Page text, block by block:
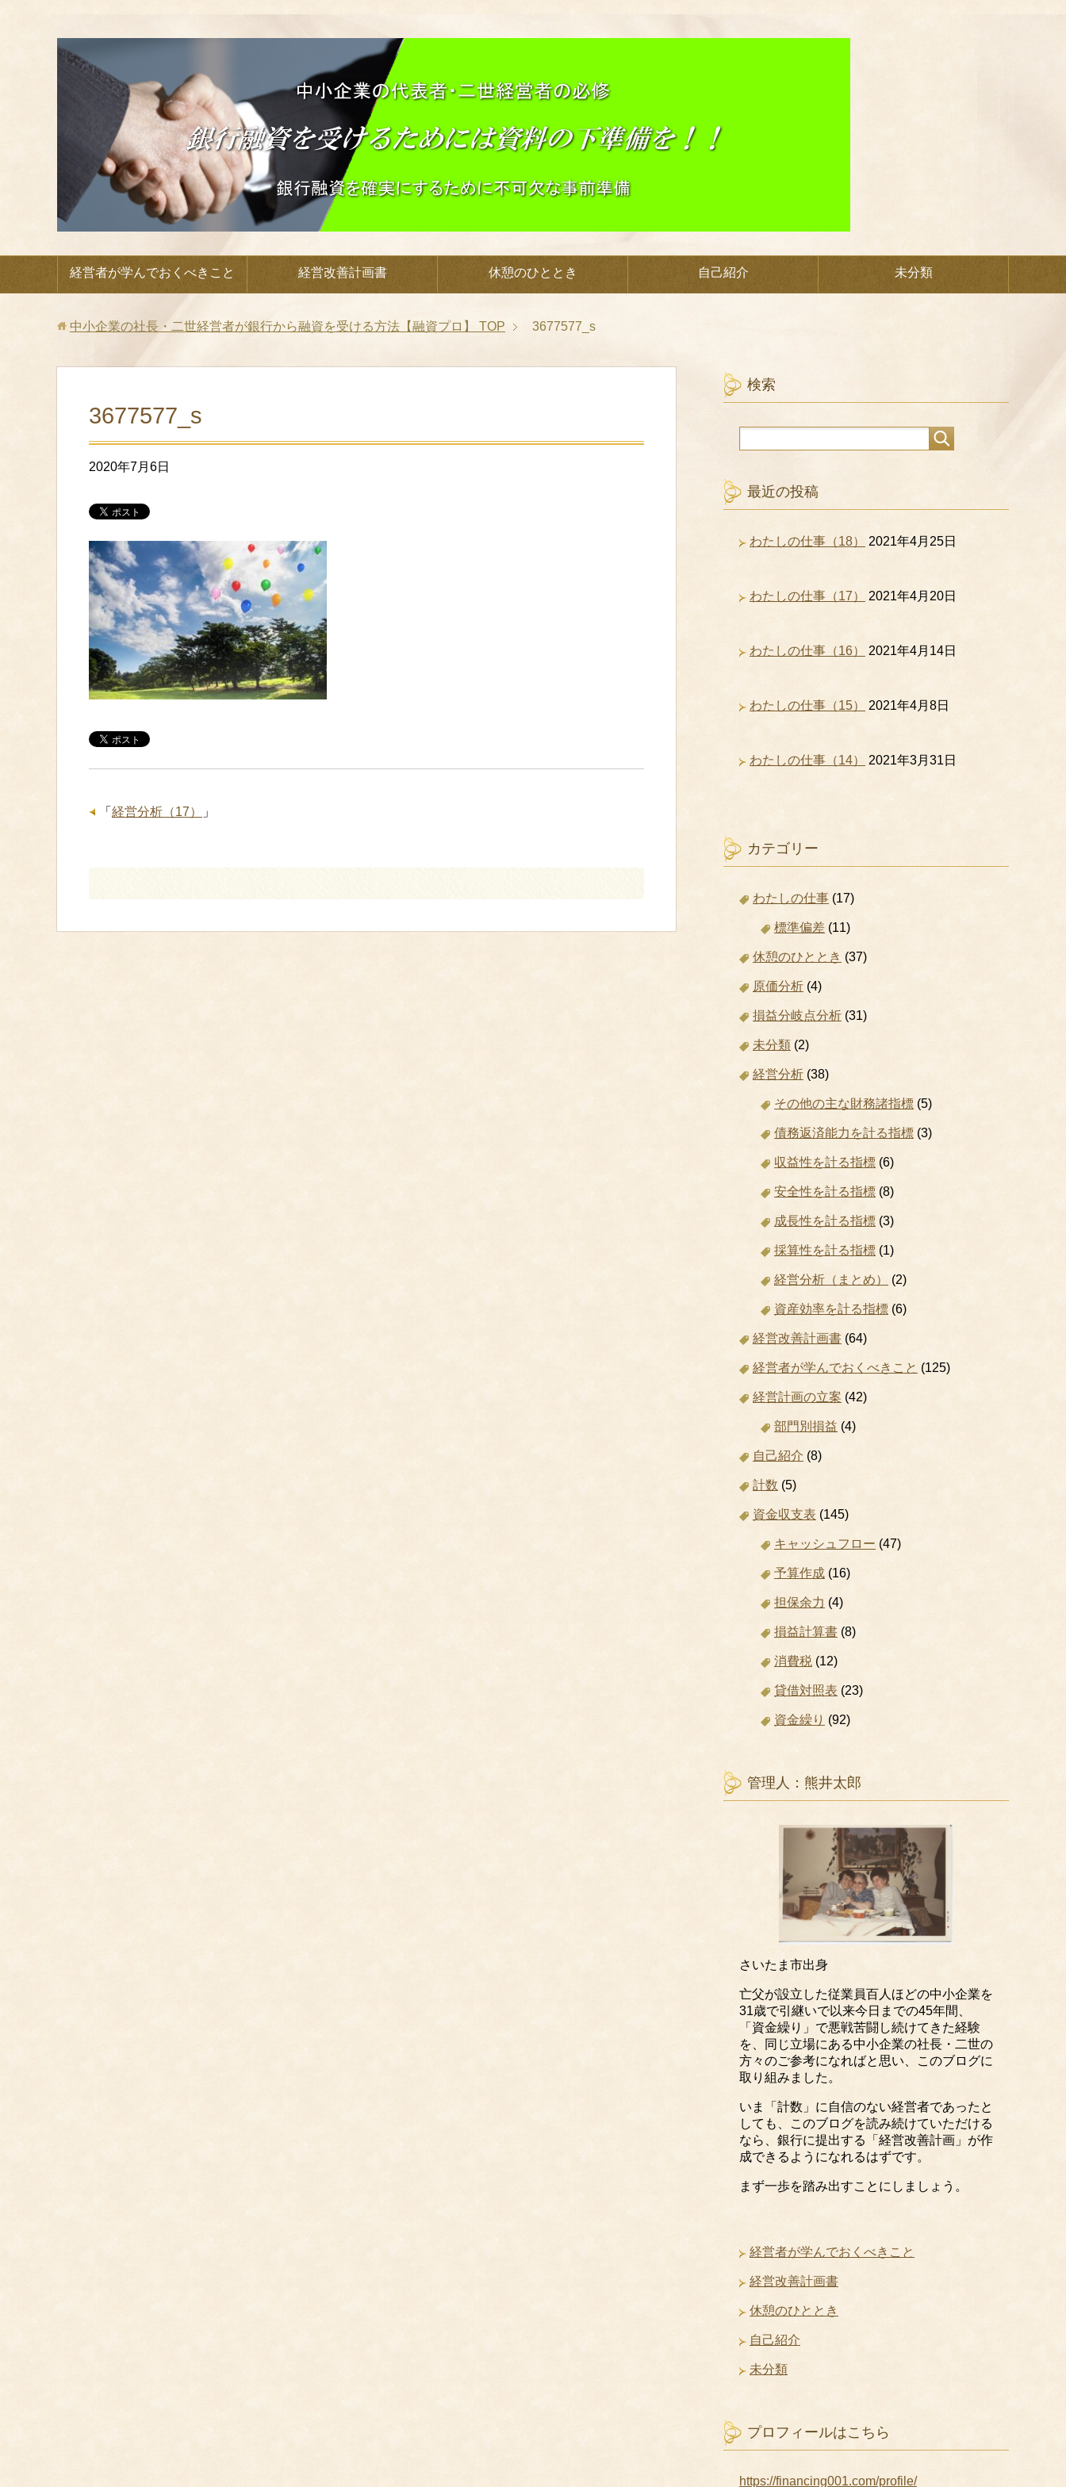
経営者が学んでおくべきこと 経営改善計画書 休憩のひととき 自己紹介 未分類
中小企業の社長・二世経営者が銀行から融資を受ける方法【融資プロ】 TOP 3677577_s
3677577_s
2020年7月6日
「 経営分析（17） 」
検索
最近の投稿
わたしの仕事（18） 2021年4月25日
わたしの仕事（17） 2021年4月20日
わたしの仕事（16） 2021年4月14日
わたしの仕事（15） 2021年4月8日
わたしの仕事（14） 2021年3月31日
カテゴリー
わたしの仕事 (17)
標準偏差 (11)
休憩のひととき (37)
原価分析 (4)
損益分岐点分析 (31)
未分類 (2)
経営分析 (38)
その他の主な財務諸指標 (5)
債務返済能力を計る指標 (3)
収益性を計る指標 (6)
安全性を計る指標 (8)
成長性を計る指標 (3)
採算性を計る指標 (1)
経営分析（まとめ） (2)
資産効率を計る指標 (6)
経営改善計画書 (64)
経営者が学んでおくべきこと (125)
経営計画の立案 (42)
部門別損益 (4)
自己紹介 (8)
計数 (5)
資金収支表 (145)
キャッシュフロー (47)
予算作成 (16)
担保余力 (4)
損益計算書 (8)
消費税 (12)
貸借対照表 (23)
資金繰り (92)
管理人：熊井太郎
さいたま市出身
亡父が設立した従業員百人ほどの中小企業を
31歳で引継いで以来今日までの45年間、
「資金繰り」で悪戦苦闘し続けてきた経験
を、同じ立場にある中小企業の社長・二世の
方々のご参考になればと思い、このブログに
取り組みました。
いま「計数」に自信のない経営者であったと
しても、このブログを読み続けていただける
なら、銀行に提出する「経営改善計画」が作
成できるようになれるはずです。
まず一歩を踏み出すことにしましょう。
経営者が学んでおくべきこと
経営改善計画書
休憩のひととき
自己紹介
未分類
プロフィールはこちら
https://financing001.com/profile/